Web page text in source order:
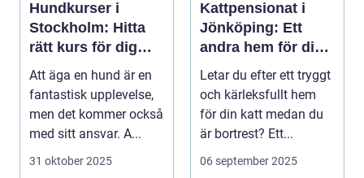
Hundkurser i
Stockholm: Hitta
rätt kurs för dig
och din hund
Att äga en hund är en
fantastisk upplevelse,
men det kommer också
med sitt ansvar. A...
31 oktober 2025
Kattpensionat i
Jönköping: Ett
andra hem för din
katt
Letar du efter ett tryggt
och kärleksfullt hem
för din katt medan du
är bortrest? Ett...
06 september 2025